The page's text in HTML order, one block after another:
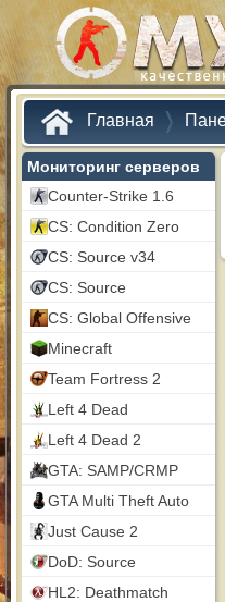
Главная
Мониторинг серверов
Counter-Strike 1.6
CS: Condition Zero
CS: Source v34
CS: Source
CS: Global Offensive
Minecraft
Team Fortress 2
Left 4 Dead
Left 4 Dead 2
GTA: SAMP/CRMP
GTA Multi Theft Auto
Just Cause 2
DoD: Source
HL2: Deathmatch